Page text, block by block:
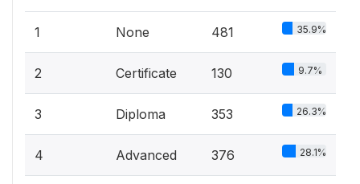
1 None 481 35.9%
2 Certificate 130 9.7%
3 Diploma 353 26.3%
4 Advanced 376 28.1%